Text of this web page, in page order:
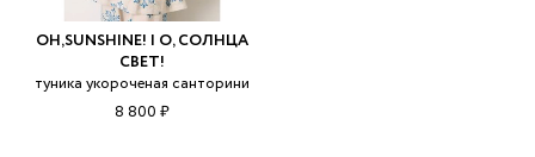
OH,SUNSHINE! | О, СОЛНЦА
СВЕТ!
туника укороченая санторини
8 800 ₽